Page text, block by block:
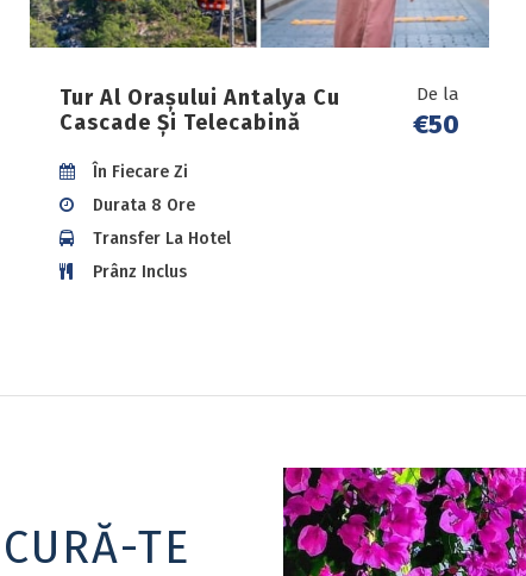
Tur Al Orașului Antalya Cu
Cascade Și Telecabină
De la
€50
În Fiecare Zi
Durata 8 Ore
Transfer La Hotel
Prânz Inclus
TE